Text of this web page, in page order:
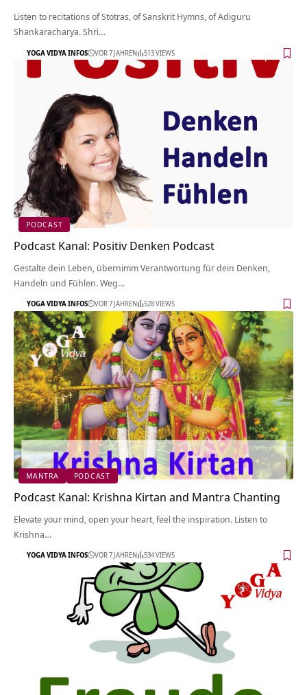
Listen to recitations of Stotras, of Sanskrit Hymns, of Adiguru
Shankaracharya. Shri…
YOGA VIDYA INFOS VOR 7 JAHREN 513 VIEWS
PODCAST
Podcast Kanal: Positiv Denken Podcast
Gestalte dein Leben, übernimm Verantwortung für dein Denken,
Handeln und Fühlen. Weg…
YOGA VIDYA INFOS VOR 7 JAHREN 528 VIEWS
MANTRA PODCAST
Podcast Kanal: Krishna Kirtan and Mantra Chanting
Elevate your mind, open your heart, feel the inspiration. Listen to
Krishna…
YOGA VIDYA INFOS VOR 7 JAHREN 534 VIEWS